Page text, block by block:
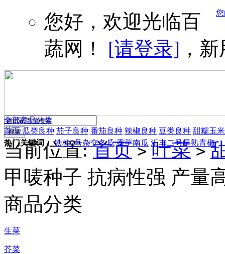
您好，欢迎光临百
蔬网！ [请登录] ，
热门关键词： 铁柱2号杂交冬瓜 香芋南瓜 汇丰二号早熟青椒
全部商品分类
首页 瓜类良种 茄子良种 番茄良种 辣椒良种 豆类良种 甜糯玉米
当前位置:首页 > 叶菜 >
甲唛种子 抗病性强 产量
商品分类
生菜
芥菜